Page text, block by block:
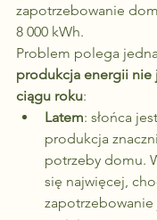
zapotrzebowanie
8 000 kWh.
Problem polega
produkcja energii nie
ciągu roku:
Latem: słońca
produkcja
potrzeby domu.
się najwięcej,
zapotrzebowanie